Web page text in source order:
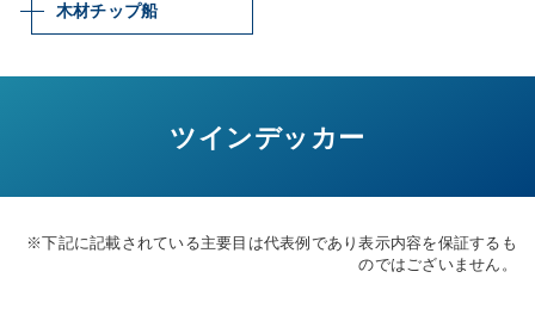
木材チップ船
ツインデッカー
※下記に記載されている主要目は代表例であり表示内容を保証するも
のではございません。